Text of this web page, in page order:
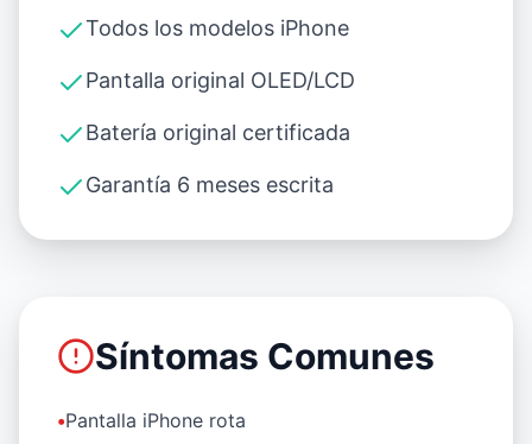
Todos los modelos iPhone
Pantalla original OLED/LCD
Batería original certificada
Garantía 6 meses escrita
Síntomas Comunes
•Pantalla iPhone rota